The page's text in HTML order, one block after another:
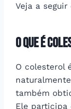
Veja a
O que é
O colesterol
também
Ele participa